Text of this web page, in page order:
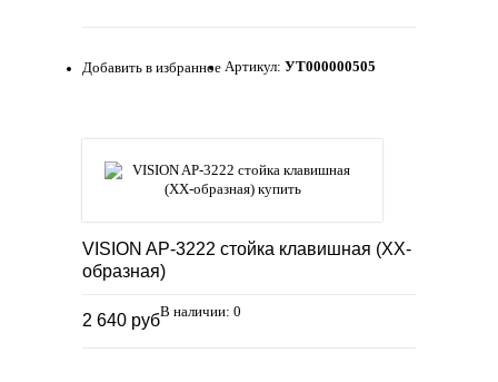
Добавить в избранное Артикул: УТ000000505
VISION AP-3222 стойка клавишная (XX-
образная)
2 640 рубВ наличии: 0